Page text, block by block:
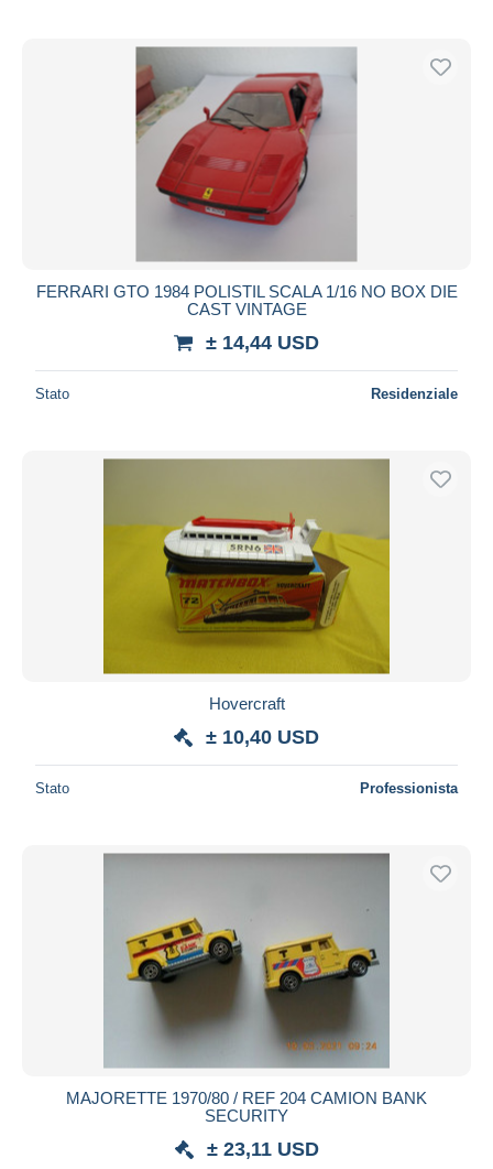
FERRARI GTO 1984 POLISTIL SCALA 1/16 NO BOX DIE
CAST VINTAGE
± 14,44 USD
Stato Residenziale
Hovercraft
± 10,40 USD
Stato Professionista
MAJORETTE 1970/80 / REF 204 CAMION BANK
SECURITY
± 23,11 USD